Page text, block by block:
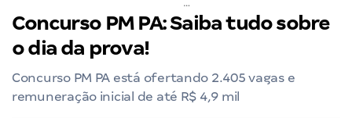
Concurso PM PA: Saiba tudo sobre
o dia da prova!
Concurso PM PA está ofertando 2.405 vagas e
remuneração inicial de até R$ 4,9 mil